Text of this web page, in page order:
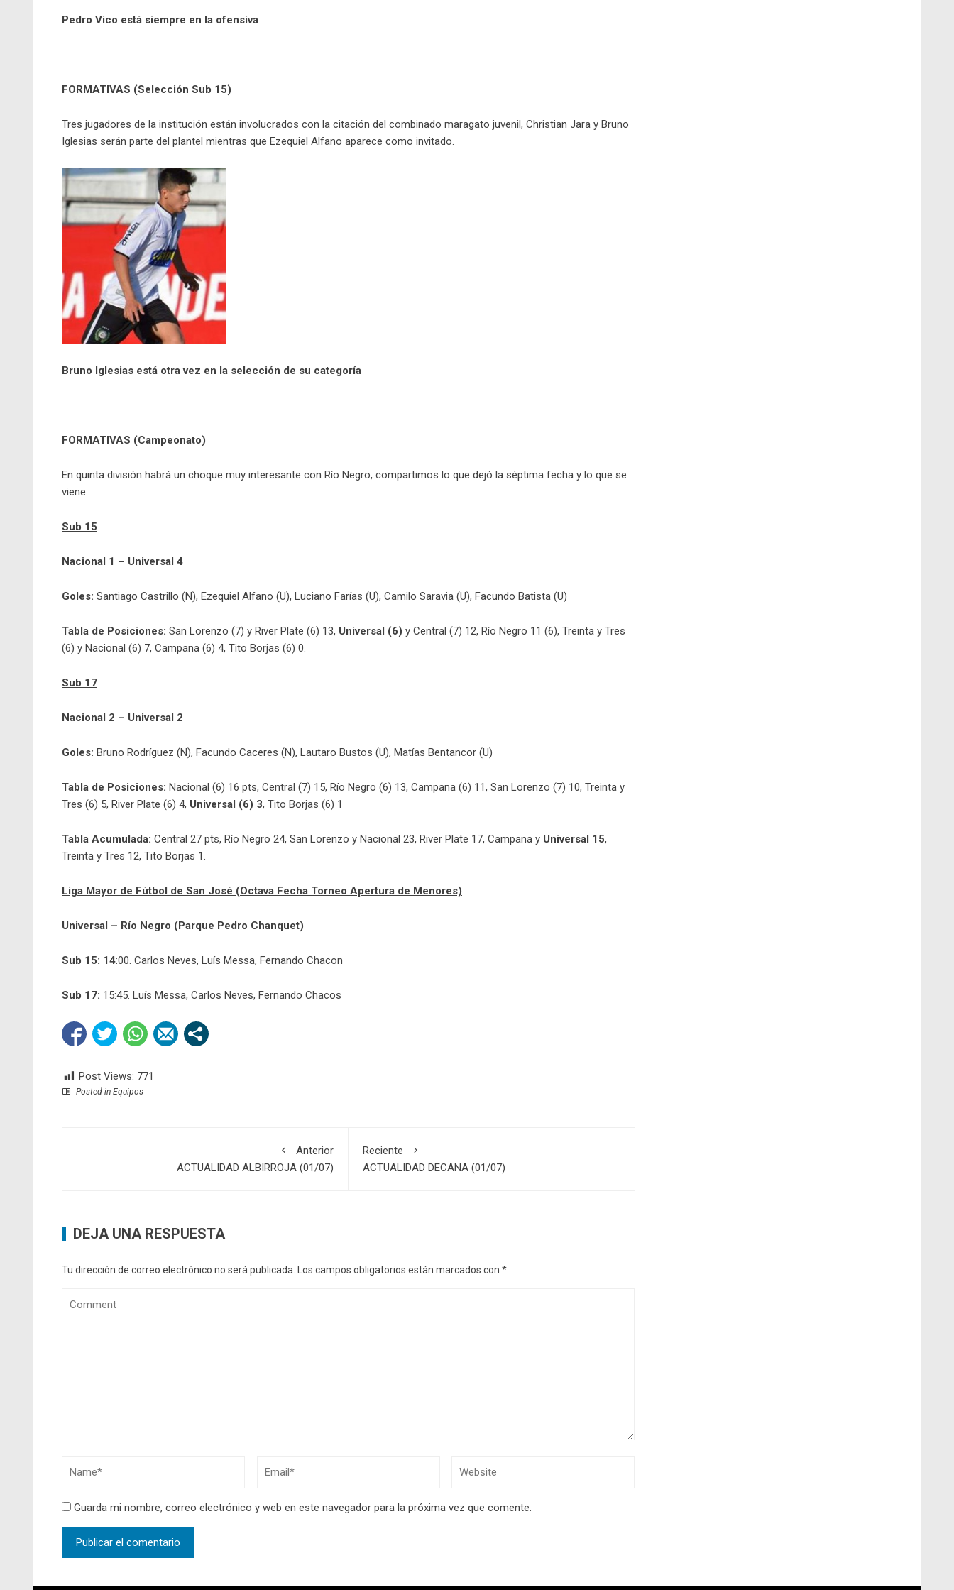
Pedro Vico está siempre en la ofensiva
FORMATIVAS (Selección Sub 15)
Tres jugadores de la institución están involucrados con la citación del combinado maragato juvenil, Christian Jara y Bruno
Iglesias serán parte del plantel mientras que Ezequiel Alfano aparece como invitado.
Bruno Iglesias está otra vez en la selección de su categoría
FORMATIVAS (Campeonato)
En quinta división habrá un choque muy interesante con Río Negro, compartimos lo que dejó la séptima fecha y lo que se
viene.
Sub 15
Nacional 1 – Universal 4
Goles: Santiago Castrillo (N), Ezequiel Alfano (U), Luciano Farías (U), Camilo Saravia (U), Facundo Batista (U)
Tabla de Posiciones: San Lorenzo (7) y River Plate (6) 13, Universal (6) y Central (7) 12, Río Negro 11 (6), Treinta y Tres
(6) y Nacional (6) 7, Campana (6) 4, Tito Borjas (6) 0.
Sub 17
Nacional 2 – Universal 2
Goles: Bruno Rodríguez (N), Facundo Caceres (N), Lautaro Bustos (U), Matías Bentancor (U)
Tabla de Posiciones: Nacional (6) 16 pts, Central (7) 15, Río Negro (6) 13, Campana (6) 11, San Lorenzo (7) 10, Treinta y
Tres (6) 5, River Plate (6) 4, Universal (6) 3, Tito Borjas (6) 1
Tabla Acumulada: Central 27 pts, Río Negro 24, San Lorenzo y Nacional 23, River Plate 17, Campana y Universal 15,
Treinta y Tres 12, Tito Borjas 1.
Liga Mayor de Fútbol de San José (Octava Fecha Torneo Apertura de Menores)
Universal – Río Negro (Parque Pedro Chanquet)
Sub 15: 14:00. Carlos Neves, Luís Messa, Fernando Chacon
Sub 17: 15:45. Luís Messa, Carlos Neves, Fernando Chacos
Post Views: 771
Posted in Equipos
Anterior
ACTUALIDAD ALBIRROJA (01/07)
Reciente
ACTUALIDAD DECANA (01/07)
DEJA UNA RESPUESTA
Tu dirección de correo electrónico no será publicada. Los campos obligatorios están marcados con *
Guarda mi nombre, correo electrónico y web en este navegador para la próxima vez que comente.